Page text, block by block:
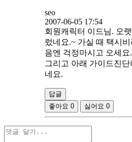
seo
2007-06-05 17:54
회원캐릭터 이드님. 오
렀네요.~ 가실 때 택시
음엔 걱정마시고 오세요.
그리고 아래 가이드진
네요.
답글
좋아요 0 싫어요 0